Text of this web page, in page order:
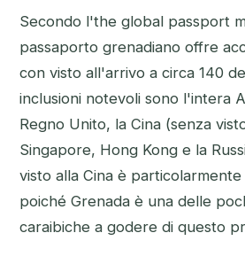
Secondo l'the global passport
passaporto grenadiano offre
con visto all'arrivo a circa 140
inclusioni notevoli sono l'intera
Regno Unito, la Cina (senza
Singapore, Hong Kong e la
visto alla Cina è
poiché Grenada è una delle
caraibiche a godere di questo